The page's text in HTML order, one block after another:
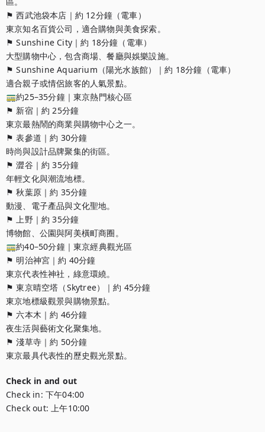
⚑ 西武池袋本店｜約 12分鐘（電車）
東京知名百貨公司，適合購物與美食探索。
⚑ Sunshine City｜約 18分鐘（電車）
大型購物中心，包含商場、餐廳與娛樂設施。
⚑ Sunshine Aquarium（陽光水族館）｜約 18分鐘（電車）
適合親子或情侶旅客的人氣景點。
🚃約25–35分鐘｜東京熱門核心區
⚑ 新宿｜約 25分鐘
東京最熱鬧的商業與購物中心之一。
⚑ 表參道｜約 30分鐘
時尚與設計品牌聚集的街區。
⚑ 澀谷｜約 35分鐘
年輕文化與潮流地標。
⚑ 秋葉原｜約 35分鐘
動漫、電子產品與文化聖地。
⚑ 上野｜約 35分鐘
博物館、公園與阿美橫町商圈。
🚃約40–50分鐘｜東京經典觀光區
⚑ 明治神宮｜約 40分鐘
東京代表性神社，綠意環繞。
⚑ 東京晴空塔（Skytree）｜約 45分鐘
東京地標級觀景與購物景點。
⚑ 六本木｜約 46分鐘
夜生活與藝術文化聚集地。
⚑ 淺草寺｜約 50分鐘
東京最具代表性的歷史觀光景點。
Check in and out
Check in: 下午04:00
Check out: 上午10:00